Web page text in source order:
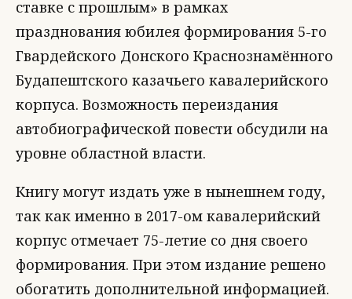
ставке с прошлым» в рамках
празднования юбилея формирования 5-го
Гвардейского Донского Краснознамённого
Будапештского казачьего кавалерийского
корпуса. Возможность переиздания
автобиографической повести обсудили на
уровне областной власти.
Книгу могут издать уже в нынешнем году,
так как именно в 2017-ом кавалерийский
корпус отмечает 75-летие со дня своего
формирования. При этом издание решено
обогатить дополнительной информацией.